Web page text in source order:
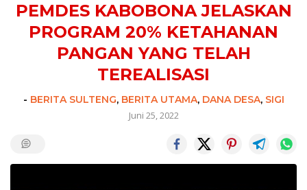
PEMDES KABOBONA JELASKAN
PROGRAM 20% KETAHANAN
PANGAN YANG TELAH
TEREALISASI
- BERITA SULTENG, BERITA UTAMA, DANA DESA, SIGI
Juni 25, 2022